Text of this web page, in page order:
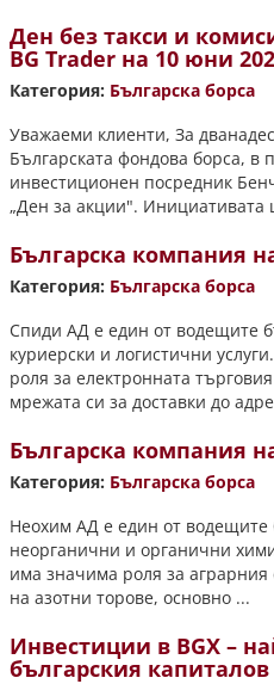
Ден без такси и
BG Trader на 10 юни
Категория: Българска борса
Уважаеми клиенти, За
Българската фондова борса, в
инвестиционен посредник
„Ден за акции".
Българска компания
Категория: Българска борса
Спиди АД е един от водещите
куриерски и логистични
роля за електронната
мрежата си за доставки до
Българска компания
Категория: Българска борса
Неохим АД е един от водещите
неорганични и органични
има значима роля за аграрния
на азотни торове, основно ...
Инвестиции в BGX –
българския